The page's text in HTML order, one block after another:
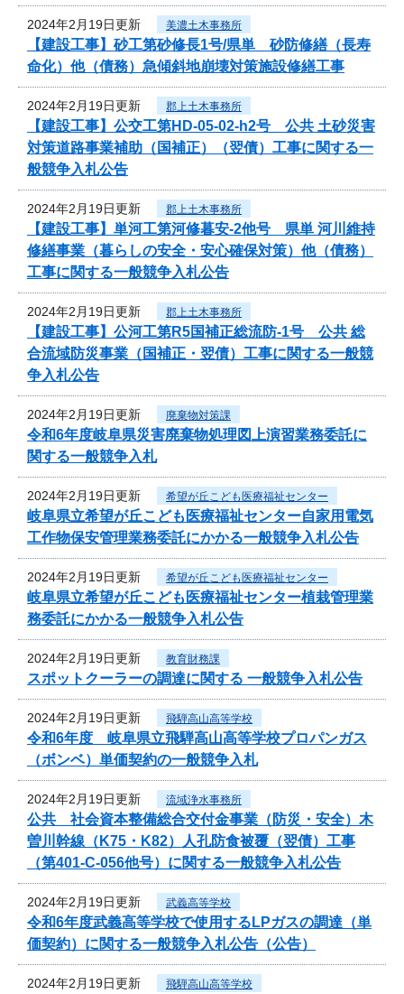
2024年2月19日更新 美濃土木事務所
【建設工事】砂工第砂修長1号/県単 砂防修繕（長寿
命化）他（債務）急傾斜地崩壊対策施設修繕工事
2024年2月19日更新 郡上土木事務所
【建設工事】公交工第HD-05-02-h2号 公共 土砂災害
対策道路事業補助（国補正）（翌債）工事に関する一
般競争入札公告
2024年2月19日更新 郡上土木事務所
【建設工事】単河工第河修暮安-2他号 県単 河川維持
修繕事業（暮らしの安全・安心確保対策）他（債務）
工事に関する一般競争入札公告
2024年2月19日更新 郡上土木事務所
【建設工事】公河工第R5国補正総流防-1号 公共 総
合流域防災事業（国補正・翌債）工事に関する一般競
争入札公告
2024年2月19日更新 廃棄物対策課
令和6年度岐阜県災害廃棄物処理図上演習業務委託に
関する一般競争入札
2024年2月19日更新 希望が丘こども医療福祉センター
岐阜県立希望が丘こども医療福祉センター自家用電気
工作物保安管理業務委託にかかる一般競争入札公告
2024年2月19日更新 希望が丘こども医療福祉センター
岐阜県立希望が丘こども医療福祉センター植栽管理業
務委託にかかる一般競争入札公告
2024年2月19日更新 教育財務課
スポットクーラーの調達に関する 一般競争入札公告
2024年2月19日更新 飛騨高山高等学校
令和6年度 岐阜県立飛騨高山高等学校プロパンガス
（ボンベ）単価契約の一般競争入札
2024年2月19日更新 流域浄水事務所
公共 社会資本整備総合交付金事業（防災・安全）木
曽川幹線（K75・K82）人孔防食被覆（翌債）工事
（第401-C-056他号）に関する一般競争入札公告
2024年2月19日更新 武義高等学校
令和6年度武義高等学校で使用するLPガスの調達（単
価契約）に関する一般競争入札公告（公告）
2024年2月19日更新 飛騨高山高等学校